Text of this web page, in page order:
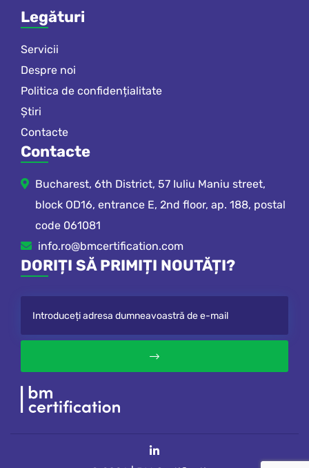
Legături
Servicii
Despre noi
Politica de confidențialitate
Știri
Contacte
Contacte
Bucharest, 6th District, 57 Iuliu Maniu street,
block OD16, entrance E, 2nd floor, ap. 188, postal
code 061081
info.ro@bmcertification.com
DORIȚI SĂ PRIMIȚI NOUTĂȚI?